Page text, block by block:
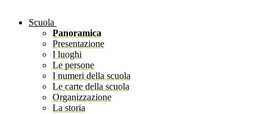
Scuola
Panoramica
Presentazione
I luoghi
Le persone
I numeri della scuola
Le carte della scuola
Organizzazione
La storia